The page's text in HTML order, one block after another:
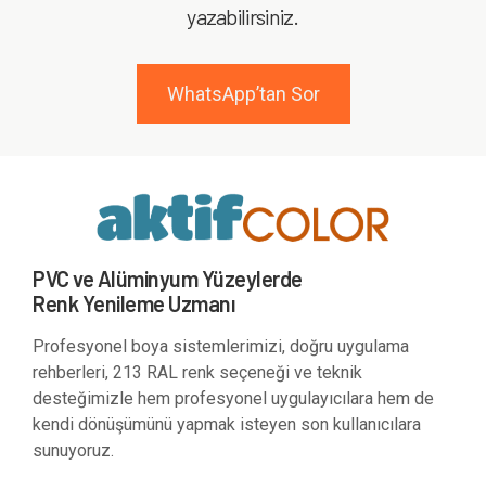
yazabilirsiniz.
WhatsApp’tan Sor
PVC ve Alüminyum Yüzeylerde
Renk Yenileme Uzmanı
Profesyonel boya sistemlerimizi, doğru uygulama
rehberleri, 213 RAL renk seçeneği ve teknik
desteğimizle hem profesyonel uygulayıcılara hem de
kendi dönüşümünü yapmak isteyen son kullanıcılara
sunuyoruz.